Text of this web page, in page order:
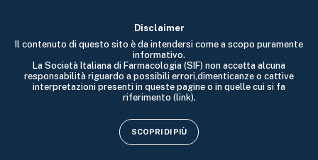
Disclaimer
Il contenuto di questo sito è da intendersi come a scopo puramente
informativo.
La Società Italiana di Farmacologia (SIF) non accetta alcuna
responsabilità riguardo a possibili errori,dimenticanze o cattive
interpretazioni presenti in queste pagine o in quelle cui si fa
riferimento (link).
SCOPRI DI PIÙ